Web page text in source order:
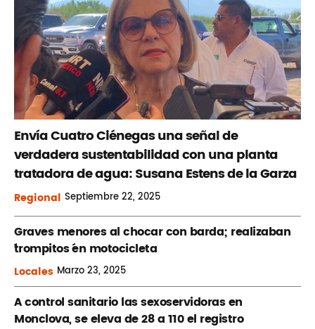
Envía Cuatro Ciénegas una señal de
verdadera sustentabilidad con una planta
tratadora de agua: Susana Estens de la Garza
Regional Septiembre22, 2025
Graves menores al chocar con barda; realizaban
´trompitos ´en motocicleta
Locales Marzo23, 2025
A control sanitario las sexoservidoras en
Monclova, se eleva de 28 a 110 el registro